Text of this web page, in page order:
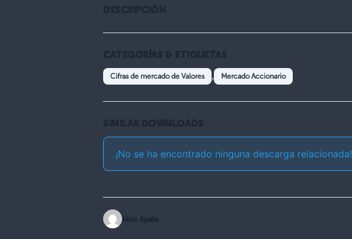
DESCRIPCIÓN
CATEGORÍAS & ETIQUETAS
Cifras de mercado de Valores , Mercado Accionario
SIMILAR DOWNLOADS
¡No se ha encontrado ninguna descarga relacionada!
Max Ayala